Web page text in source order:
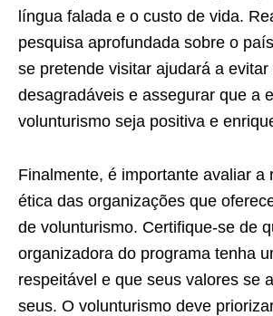
língua falada e o custo de vida.
pesquisa aprofundada sobre o
se pretende visitar ajudará a
desagradáveis e assegurar que a
volunturismo seja positiva e
Finalmente, é importante avaliar a
ética das organizações que
de volunturismo. Certifique-se de
organizadora do programa tenha
respeitável e que seus valores se
seus. O volunturismo deve